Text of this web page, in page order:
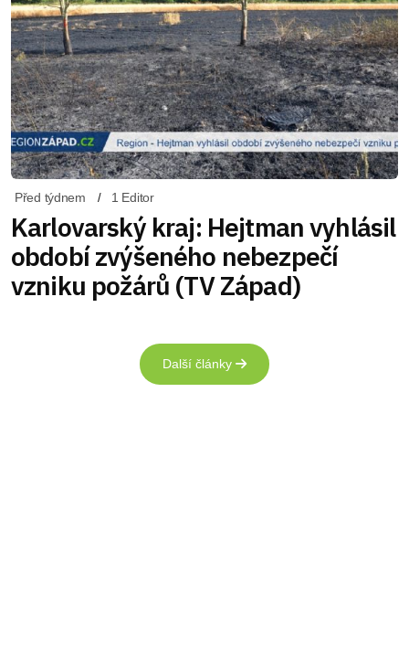
Před týdnem 1 Editor
Karlovarský kraj: Hejtman vyhlásil
období zvýšeného nebezpečí
vzniku požárů (TV Západ)
Další články